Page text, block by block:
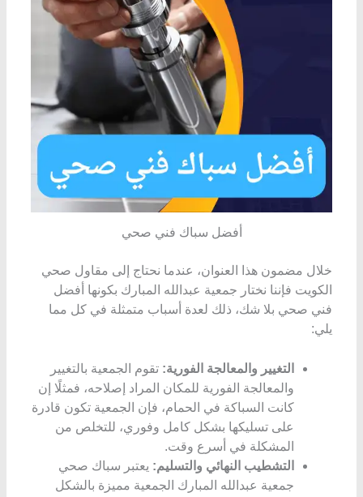
أفضل سباك فني صحي
خلال مضمون هذا العنوان، عندما نحتاج إلى مقاول صحي
الكويت فإننا نختار جمعية عبدالله المبارك بكونها أفضل
فني صحي بلا شك، ذلك لعدة أسباب متمثلة في كل مما
يلي:
التغيير والمعالجة الفورية: تقوم الجمعية بالتغيير
والمعالجة الفورية للمكان المراد إصلاحه، فمثلًا إن
كانت السباكة في الحمام، فإن الجمعية تكون قادرة
على تسليكها بشكل كامل وفوري، للتخلص من
المشكلة في أسرع وقت.
التشطيب النهائي والتسليم: يعتبر سباك صحي
جمعية عبدالله المبارك الجمعية مميزة بالشكل